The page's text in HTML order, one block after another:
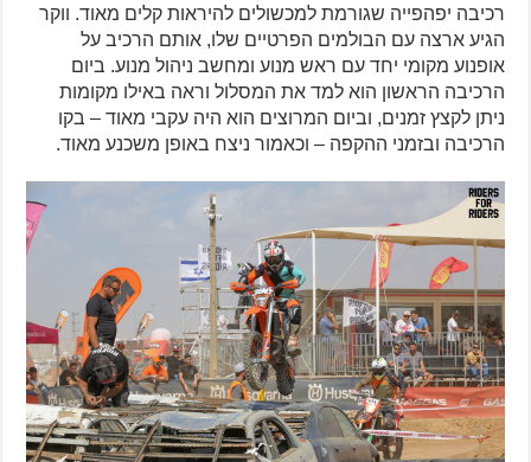
רכיבה יפהפייה שגורמת למכשולים להיראות קלים מאוד. ווקר
הגיע ארצה עם הבולמים הפרטיים שלו, אותם הרכיב על
אופנוע מקומי יחד עם ראש מנוע ומחשב ניהול מנוע. ביום
הרכיבה הראשון הוא למד את המסלול וראה באילו מקומות
ניתן לקצץ זמנים, וביום המרוצים הוא היה עקבי מאוד – בקו
הרכיבה ובזמני ההקפה – וכאמור ניצח באופן משכנע מאוד.